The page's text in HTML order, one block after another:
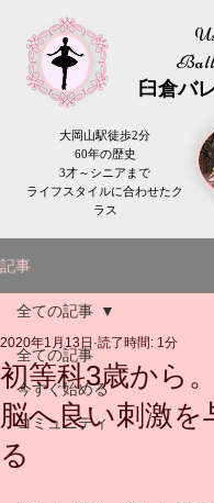
​臼倉バ
大岡山駅徒歩2分
60年の歴史
3才～シニアまで
​ライフスタイルに合わせたク
ラス
記事
全ての記事
今すぐ始める
コミュニティ
全ての記事
初等科3歳から
脳へ良い刺激
る
2020年1月13日 読了時間: 1分